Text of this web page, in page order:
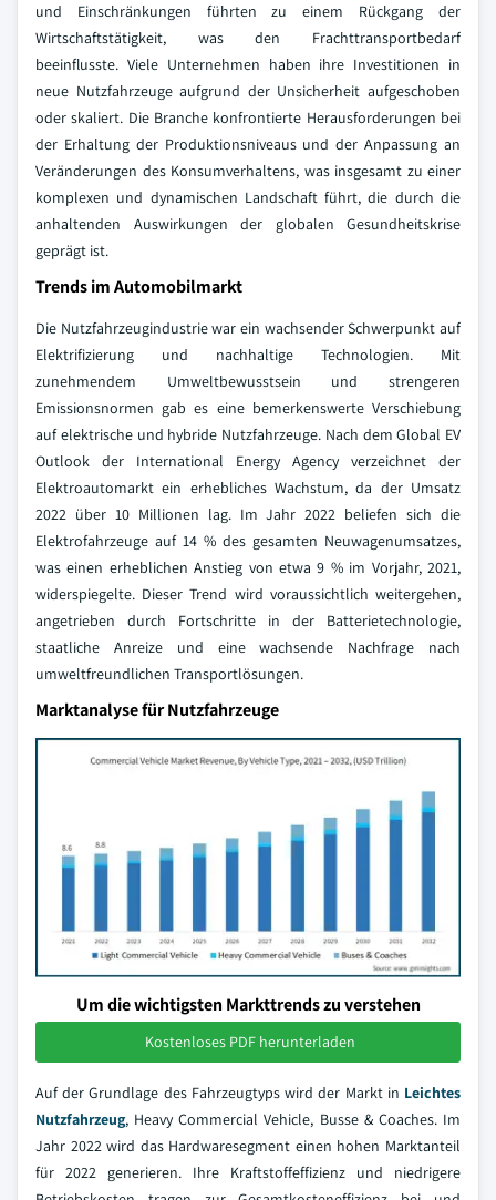
und Einschränkungen führten zu einem Rückgang der
Wirtschaftstätigkeit, was den Frachttransportbedarf
beeinflusste. Viele Unternehmen haben ihre Investitionen in
neue Nutzfahrzeuge aufgrund der Unsicherheit aufgeschoben
oder skaliert. Die Branche konfrontierte Herausforderungen bei
der Erhaltung der Produktionsniveaus und der Anpassung an
Veränderungen des Konsumverhaltens, was insgesamt zu einer
komplexen und dynamischen Landschaft führt, die durch die
anhaltenden Auswirkungen der globalen Gesundheitskrise
geprägt ist.
Trends im Automobilmarkt
Die Nutzfahrzeugindustrie war ein wachsender Schwerpunkt auf
Elektrifizierung und nachhaltige Technologien. Mit
zunehmendem Umweltbewusstsein und strengeren
Emissionsnormen gab es eine bemerkenswerte Verschiebung
auf elektrische und hybride Nutzfahrzeuge. Nach dem Global EV
Outlook der International Energy Agency verzeichnet der
Elektroautomarkt ein erhebliches Wachstum, da der Umsatz
2022 über 10 Millionen lag. Im Jahr 2022 beliefen sich die
Elektrofahrzeuge auf 14 % des gesamten Neuwagenumsatzes,
was einen erheblichen Anstieg von etwa 9 % im Vorjahr, 2021,
widerspiegelte. Dieser Trend wird voraussichtlich weitergehen,
angetrieben durch Fortschritte in der Batterietechnologie,
staatliche Anreize und eine wachsende Nachfrage nach
umweltfreundlichen Transportlösungen.
Marktanalyse für Nutzfahrzeuge
Um die wichtigsten Markttrends zu verstehen
Kostenloses PDF herunterladen
Auf der Grundlage des Fahrzeugtyps wird der Markt in Leichtes
Nutzfahrzeug, Heavy Commercial Vehicle, Busse & Coaches. Im
Jahr 2022 wird das Hardwaresegment einen hohen Marktanteil
für 2022 generieren. Ihre Kraftstoffeffizienz und niedrigere